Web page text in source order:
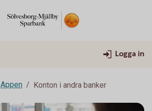
Logga in
Appen Konton i andra banker